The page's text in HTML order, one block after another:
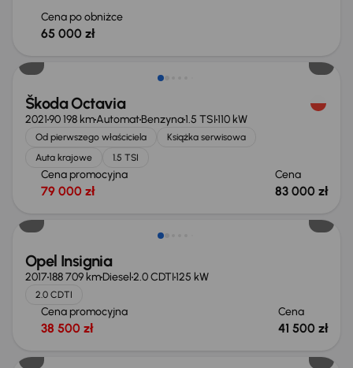
Cena po obniżce
65 000 zł
Możliwość odliczenia VAT
Škoda Octavia
202190 198 kmAutomatBenzyna1.5 TSI110 kW
Od pierwszego właściciela
Książka serwisowa
Auta krajowe
1.5 TSI
Cena promocyjna
79 000 zł
Cena
83 000 zł
Opel Insignia
2017188 709 kmDiesel2.0 CDTI125 kW
2.0 CDTI
Cena promocyjna
38 500 zł
Cena
41 500 zł
Możliwość odliczenia VAT